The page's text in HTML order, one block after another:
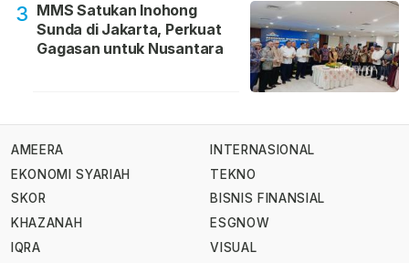
3 MMS Satukan Inohong
Sunda di Jakarta, Perkuat
Gagasan untuk Nusantara
AMEERA
EKONOMI SYARIAH
SKOR
KHAZANAH
IQRA
INTERNASIONAL
TEKNO
BISNIS FINANSIAL
ESGNOW
VISUAL